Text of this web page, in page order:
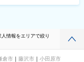
情報をエリアで絞り
倉市 藤沢市
小田原市